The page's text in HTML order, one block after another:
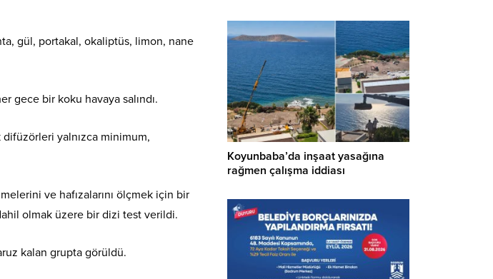
gül, portakal, okaliptüs, limon, nane
gece bir koku havaya salındı.
yalnızca minimum,
ve hafızalarını ölçmek için bir
olmak üzere bir dizi test verildi.
kalan grupta görüldü.
Koyunbaba’da inşaat yasağına
rağmen çalışma iddiası